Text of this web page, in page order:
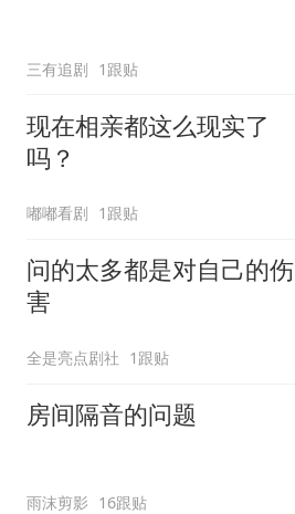
三有追剧 1跟贴
现在相亲都这么现实了
吗？
嘟嘟看剧 1跟贴
问的太多都是对自己的伤
害
全是亮点剧社 1跟贴
房间隔音的问题
雨沫剪影 16跟贴